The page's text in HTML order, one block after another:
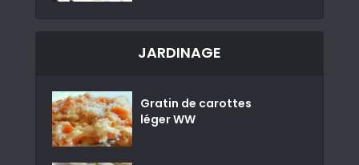
JARDINAGE
Gratin de carottes
léger WW